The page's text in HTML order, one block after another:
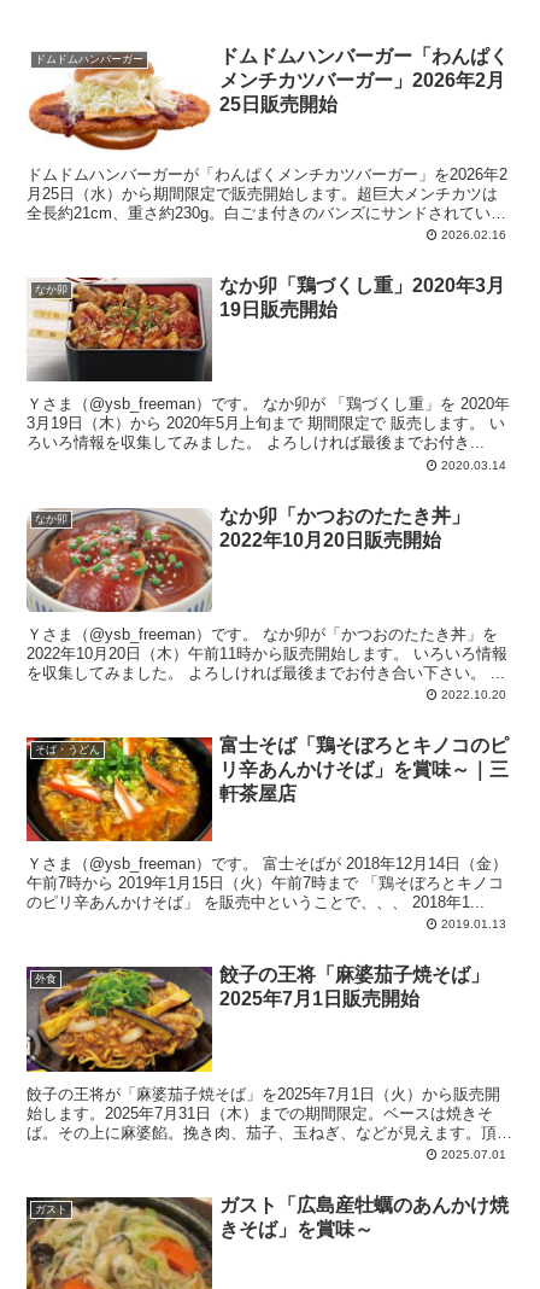
ドムドムハンバーガー
ドムドムハンバーガー「わんぱく
メンチカツバーガー」2026年2月
25日販売開始
ドムドムハンバーガーが「わんぱくメンチカツバーガー」を2026年2
月25日（水）から期間限定で販売開始します。超巨大メンチカツは
全長約21cm、重さ約230g。白ごま付きのバンズにサンドされている
ものたちは、上から、マヨソースらしき、千切りキャベツ、こく旨チ
2026.02.16
なか卯
なか卯「鶏づくし重」2020年3月
19日販売開始
Ｙさま（@ysb_freeman）です。 なか卯が 「鶏づくし重」を 2020年
3月19日（木）から 2020年5月上旬まで 期間限定で 販売します。 い
ろいろ情報を収集してみました。 よろしければ最後までお付き...
2020.03.14
なか卯
なか卯「かつおのたたき丼」
2022年10月20日販売開始
Ｙさま（@ysb_freeman）です。 なか卯が「かつおのたたき丼」を
2022年10月20日（木）午前11時から販売開始します。 いろいろ情報
2022.10.20
そば・うどん
富士そば「鶏そぼろとキノコのピ
リ辛あんかけそば」を賞味～｜三
軒茶屋店
Ｙさま（@ysb_freeman）です。 富士そばが 2018年12月14日（金）
午前7時から 2019年1月15日（火）午前7時まで 「鶏そぼろとキノコ
のピリ辛あんかけそば」 を販売中ということで、、、 2018年1...
2019.01.13
外食
餃子の王将「麻婆茄子焼そば」
2025年7月1日販売開始
餃子の王将が「麻婆茄子焼そば」を2025年7月1日（火）から販売開
始します。2025年7月31日（木）までの期間限定。ベースは焼きそ
ば。その上に麻婆餡。挽き肉、茄子、玉ねぎ、などが見えます。頂上
に青ねぎ。茄子は大きめカットして油通ししてあります。焼きそばは
2025.07.01
ガスト
ガスト「広島産牡蠣のあんかけ焼
きそば」を賞味～